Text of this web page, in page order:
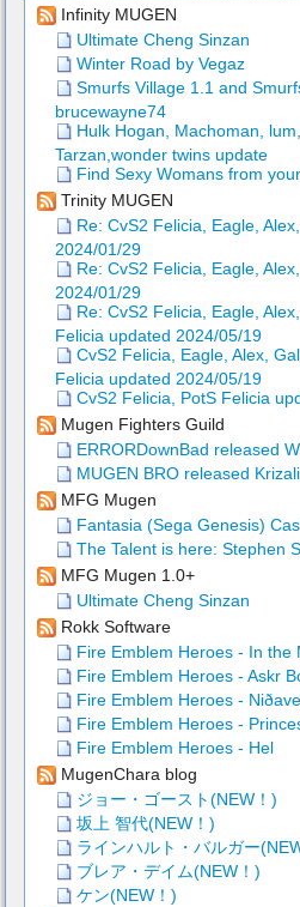
Infinity MUGEN
Ultimate Cheng Sinzan
Winter Road by Vegaz
Smurfs Village 1.1 and
brucewayne74
Hulk Hogan, Machoman,
Tarzan,wonder twins update
Find Sexy Womans from
Trinity MUGEN
Re: CvS2 Felicia, Eagle,
2024/01/29
Re: CvS2 Felicia, Eagle,
2024/01/29
Re: CvS2 Felicia, Eagle,
Felicia updated 2024/05/19
CvS2 Felicia, Eagle, Alex,
Felicia updated 2024/05/19
CvS2 Felicia, PotS Felicia
Mugen Fighters Guild
ERRORDownBad released
MUGEN BRO released
MFG Mugen
Fantasia (Sega Genesis)
The Talent is here: Stephen
MFG Mugen 1.0+
Ultimate Cheng Sinzan
Rokk Software
Fire Emblem Heroes - In the
Fire Emblem Heroes - Askr
Fire Emblem Heroes -
Fire Emblem Heroes -
Fire Emblem Heroes - Hel
MugenChara blog
ジョー・ゴースト(NEW！)
坂上 智代(NEW！)
ラインハルト・バルガー
ブレア・デイム(NEW！)
ケン(NEW！)